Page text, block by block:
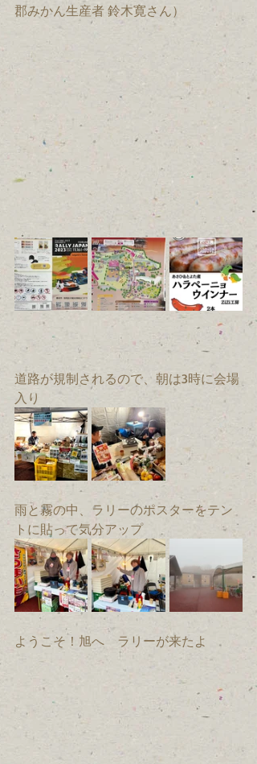
郡みかん生産者 鈴木寛さん）
道路が規制されるので、朝は3時に会場
入り
雨と霧の中、ラリーのポスターをテン
トに貼って気分アップ
ようこそ！旭へ　ラリーが来たよ